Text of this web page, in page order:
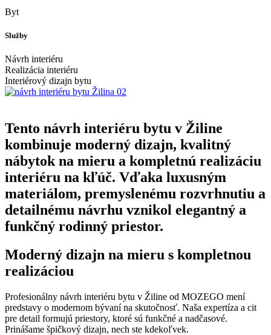
Byt
Služby
Návrh interiéru
Realizácia interiéru
Interiérový dizajn bytu
Tento návrh interiéru bytu v Žiline
kombinuje moderný dizajn, kvalitný
nábytok na mieru a kompletnú realizáciu
interiéru na kľúč. Vďaka luxusným
materiálom, premyslenému rozvrhnutiu a
detailnému návrhu vznikol elegantný a
funkčný rodinný priestor.
Moderný dizajn na mieru s kompletnou
realizáciou
Profesionálny návrh interiéru bytu v Žiline od MOZEGO mení
predstavy o modernom bývaní na skutočnosť. Naša expertíza a cit
pre detail formujú priestory, ktoré sú funkčné a nadčasové.
Prinášame špičkový dizajn, nech ste kdekoľvek.